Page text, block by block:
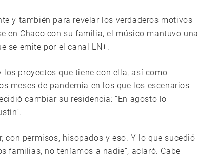
y también para revelar los verdaderos motivos
en Chaco con su familia, el músico mantuvo una
se emite por el canal LN+.
proyectos que tiene con ella, así como
meses de pandemia en los que los escenarios
cambiar su residencia: “En agosto lo
con permisos, hisopados y eso. Y lo que sucedió
familias, no teníamos a nadie”, aclaró. Cabe